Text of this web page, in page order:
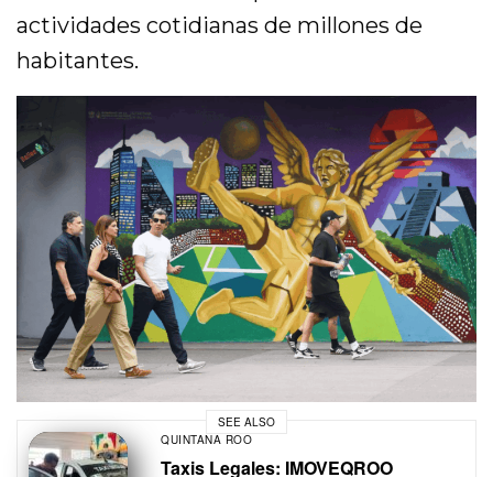
actividades cotidianas de millones de
habitantes.
SEE ALSO
QUINTANA ROO
Taxis Legales: IMOVEQROO